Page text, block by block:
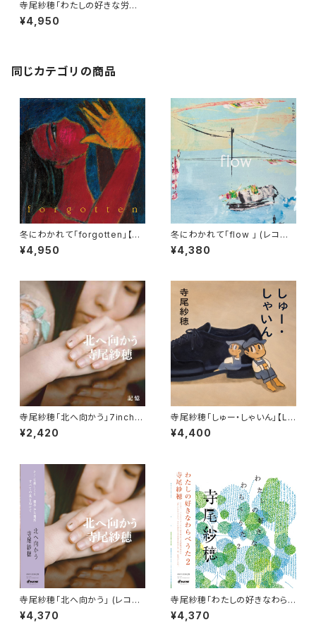
寺尾紗穂「わたしの好きな労働
歌」【LP】
¥4,950
同じカテゴリの商品
冬にわかれて「forgotten」【L
P】
¥4,950
冬にわかれて「flow 」 (レコー
ド）初回生産限定盤【LP】※完売
御礼
¥4,380
寺尾紗穂「北へ向かう」7inch【E
P】
¥2,420
寺尾紗穂「しゅー・しゃいん」【L
P】※完売御礼
¥4,400
寺尾紗穂「北へ向かう」 (レコー
ド）完全限定生産【LP】※完売御
礼
¥4,370
寺尾紗穂「わたしの好きなわら
べうた２」 (レコード）完全限定
生産【LP】
¥4,370